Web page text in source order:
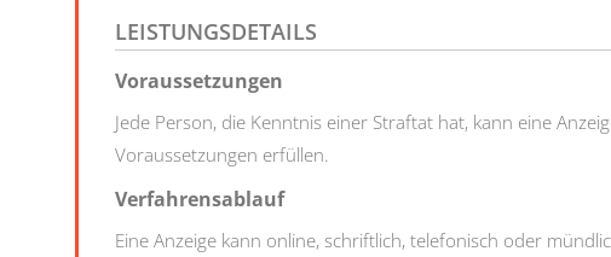
LEISTUNGSDETAILS
Voraussetzungen
Jede Person, die Kenntnis einer Straftat hat, kann eine
Voraussetzungen erfüllen.
Verfahrensablauf
Eine Anzeige kann online, schriftlich, telefonisch oder